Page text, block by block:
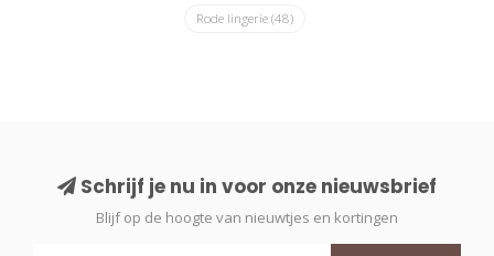
Rode lingerie (48)
Schrijf je nu in voor onze nieuwsbrief
Blijf op de hoogte van nieuwtjes en kortingen